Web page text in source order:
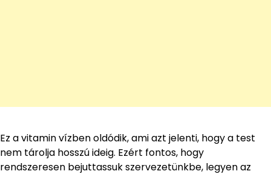
Ez a vitamin vízben oldódik, ami azt jelenti, hogy a test
nem tárolja hosszú ideig. Ezért fontos, hogy
rendszeresen bejuttassuk szervezetünkbe, legyen az